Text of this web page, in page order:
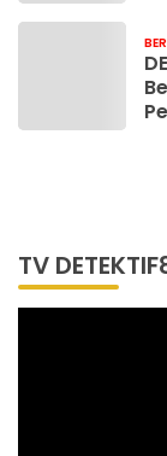
TV